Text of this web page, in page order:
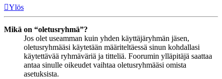
Ylös
Mikä on “oletusryhmä”?
Jos olet useamman kuin yhden käyttäjäryhmän jäsen,
oletusryhmääsi käytetään määriteltäessä sinun kohdallasi
käytettävää ryhmäväriä ja titteliä. Foorumin ylläpitäjä saattaa
antaa sinulle oikeudet vaihtaa oletusryhmääsi omista
asetuksista.